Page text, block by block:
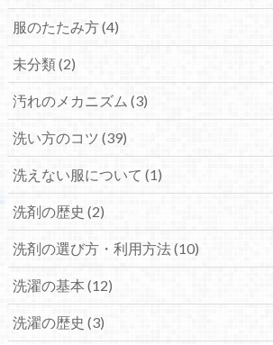
服のたたみ方(4)
未分類(2)
汚れのメカニズム (3)
洗い方のコツ (39)
洗えない服について (1)
洗剤の歴史 (2)
洗剤の選び方・利用方法(10)
洗濯の基本(12)
洗濯の歴史 (3)